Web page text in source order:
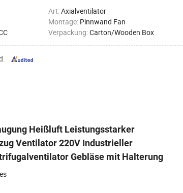
Art:Axialventilator
Montage: Pinnwand Fan
Verpackung:Carton/Wooden Box
Heißluft Leistungsstarker
Ventilator 220V Industrieller
Gebläse mit Halterung